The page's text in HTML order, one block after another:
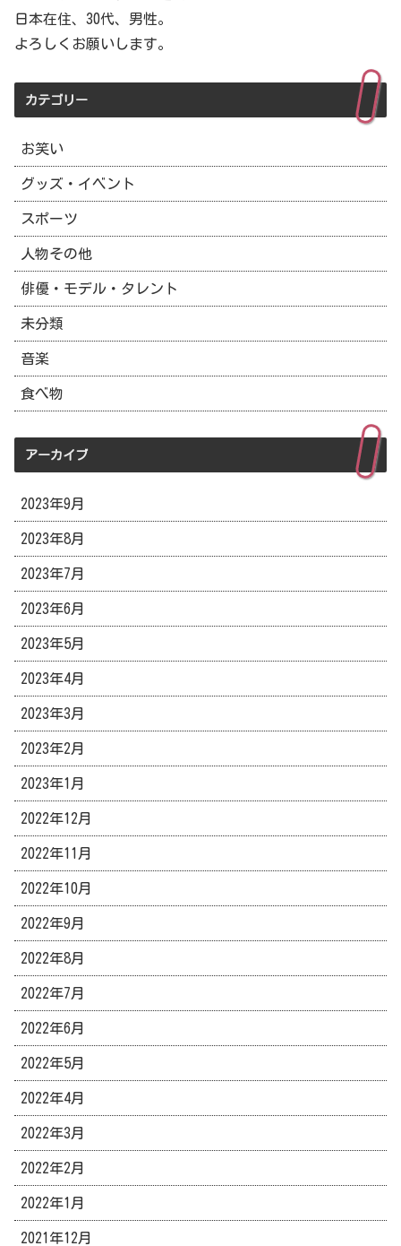
日本在住、30代、男性。
よろしくお願いします。
カテゴリー
お笑い
グッズ・イベント
スポーツ
人物その他
俳優・モデル・タレント
未分類
音楽
食べ物
アーカイブ
2023年9月
2023年8月
2023年7月
2023年6月
2023年5月
2023年4月
2023年3月
2023年2月
2023年1月
2022年12月
2022年11月
2022年10月
2022年9月
2022年8月
2022年7月
2022年6月
2022年5月
2022年4月
2022年3月
2022年2月
2022年1月
2021年12月